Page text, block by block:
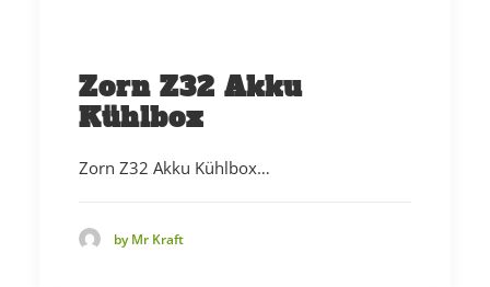
Zorn Z32 Akku
Kühlbox
Zorn Z32 Akku Kühlbox…
by Mr Kraft